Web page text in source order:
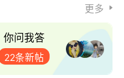
更多
你问我答
22条新帖